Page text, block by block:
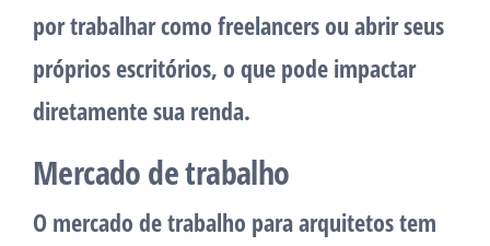
por trabalhar como freelancers ou abrir seus
próprios escritórios, o que pode impactar
diretamente sua renda.
Mercado de trabalho
O mercado de trabalho para arquitetos tem